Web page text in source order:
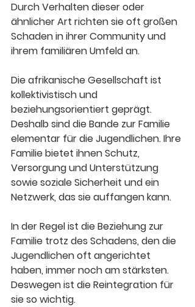
Durch Verhalten dieser oder
ähnlicher Art richten sie oft großen
Schaden in ihrer Community und
ihrem familiären Umfeld an.
Die afrikanische Gesellschaft ist
kollektivistisch und
beziehungsorientiert geprägt.
Deshalb sind die Bande zur Familie
elementar für die Jugendlichen. Ihre
Familie bietet ihnen Schutz,
Versorgung und Unterstützung
sowie soziale Sicherheit und ein
Netzwerk, das sie auffangen kann.
In der Regel ist die Beziehung zur
Familie trotz des Schadens, den die
Jugendlichen oft angerichtet
haben, immer noch am stärksten.
Deswegen ist die Reintegration für
sie so wichtig.